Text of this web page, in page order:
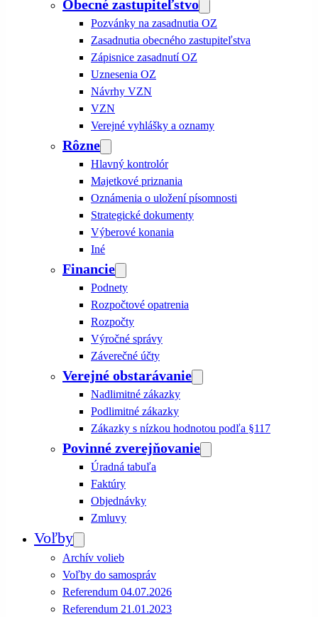
Obecné zastupiteľstvo
Pozvánky na zasadnutia OZ
Zasadnutia obecného zastupiteľstva
Zápisnice zasadnutí OZ
Uznesenia OZ
Návrhy VZN
VZN
Verejné vyhlášky a oznamy
Rôzne
Hlavný kontrolór
Majetkové priznania
Oznámenia o uložení písomnosti
Strategické dokumenty
Výberové konania
Iné
Financie
Podnety
Rozpočtové opatrenia
Rozpočty
Výročné správy
Záverečné účty
Verejné obstarávanie
Nadlimitné zákazky
Podlimitné zákazky
Zákazky s nízkou hodnotou podľa §117
Povinné zverejňovanie
Úradná tabuľa
Faktúry
Objednávky
Zmluvy
Voľby
Archív volieb
Voľby do samospráv
Referendum 04.07.2026
Referendum 21.01.2023